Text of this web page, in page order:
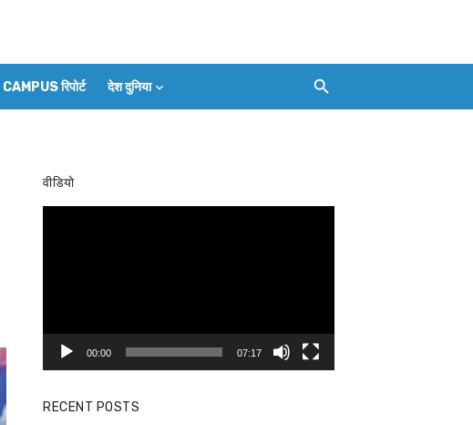
CAMPUS रिपोर्ट देश दुनिया
वीडियो
00:00 07:17
RECENT POSTS